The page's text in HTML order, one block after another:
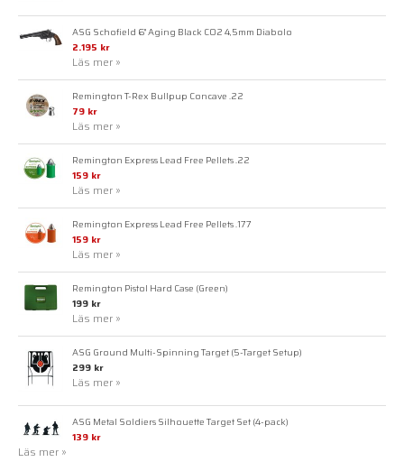
ASG Schofield 6" Aging Black CO2 4,5mm Diabolo
2.195 kr
Läs mer »
Remington T-Rex Bullpup Concave .22
79 kr
Läs mer »
Remington Express Lead Free Pellets .22
159 kr
Läs mer »
Remington Express Lead Free Pellets .177
159 kr
Läs mer »
Remington Pistol Hard Case (Green)
199 kr
Läs mer »
ASG Ground Multi-Spinning Target (5-Target Setup)
299 kr
Läs mer »
ASG Metal Soldiers Silhouette Target Set (4-pack)
139 kr
Läs mer »